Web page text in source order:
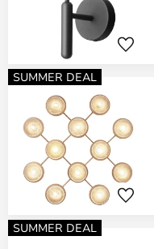
SUMMER DEAL
SUMMER DEAL